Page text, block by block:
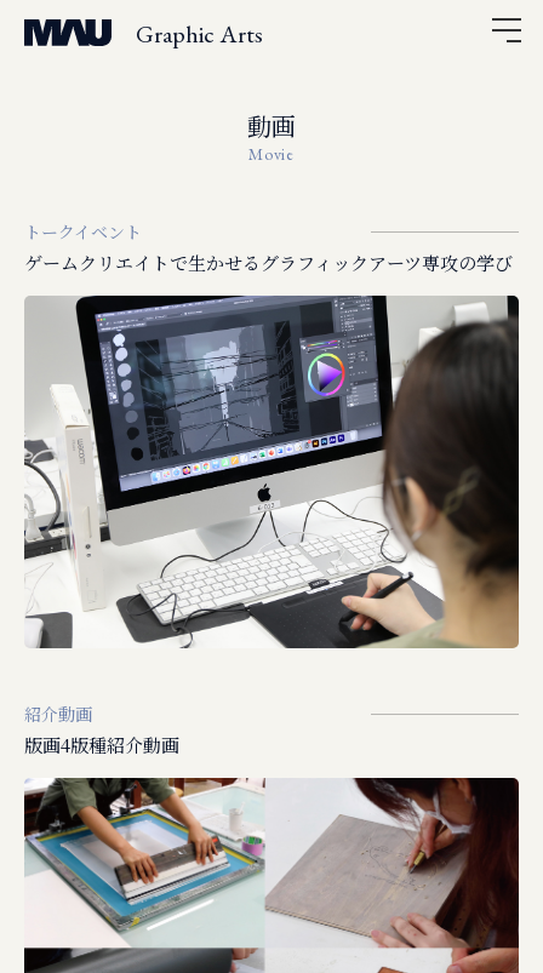
Graphic Arts
動画
Movie
トークイベント
ゲームクリエイトで生かせるグラフィックアーツ専攻の学び
紹介動画
版画4版種紹介動画